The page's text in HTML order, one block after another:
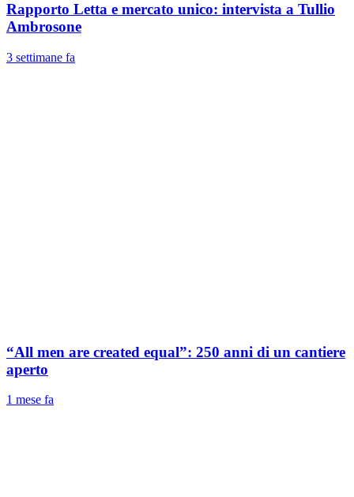
Rapporto Letta e mercato unico: intervista a Tullio
Ambrosone
3 settimane fa
“All men are created equal”: 250 anni di un cantiere
aperto
1 mese fa